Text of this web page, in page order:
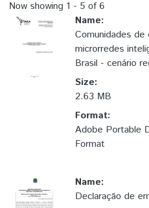
Now showing 1 - 5 of 6
Name:
Comunidades de
microrredes
Brasil - cenário
Size:
2.63 MB
Format:
Adobe Portable
Format
Name:
Declaração de